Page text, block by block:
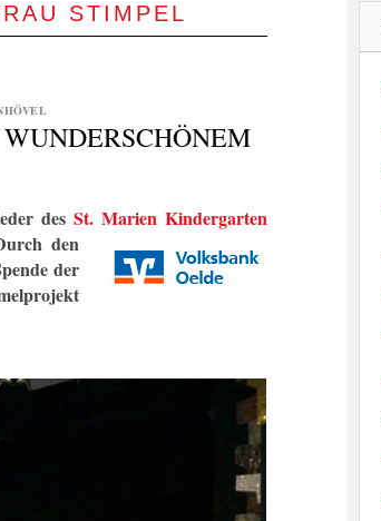
STIMPEL
des St. Marien Kindergarten
den
der